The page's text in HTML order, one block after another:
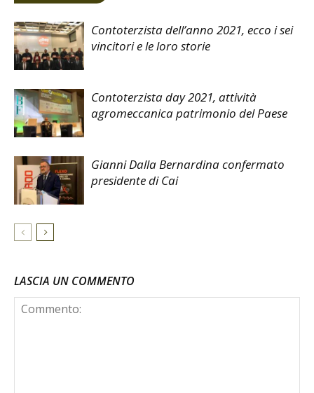
Contoterzista dell’anno 2021, ecco i sei
vincitori e le loro storie
Contoterzista day 2021, attività
agromeccanica patrimonio del Paese
Gianni Dalla Bernardina confermato
presidente di Cai
LASCIA UN COMMENTO